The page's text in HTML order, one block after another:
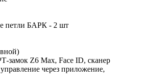
петли БАРК - 2 шт
Z6 Max, Face ID, сканер
через приложение,